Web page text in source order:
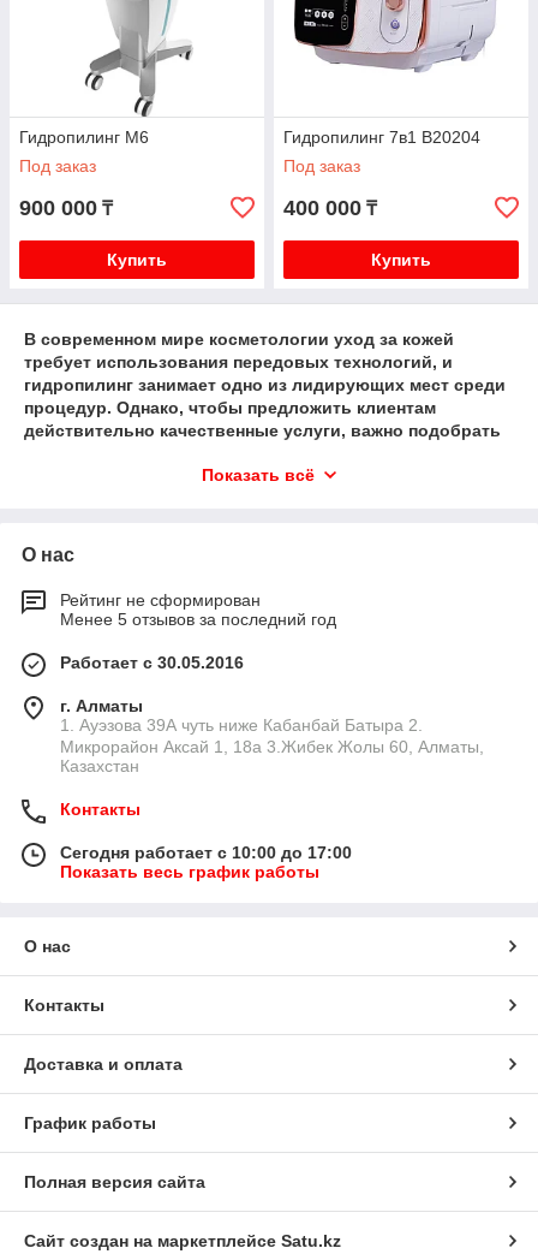
Гидропилинг M6
Под заказ
900 000 ₸
Купить
Гидропилинг 7в1 B20204
Под заказ
400 000 ₸
Купить
В современном мире косметологии уход за кожей
требует использования передовых технологий, и
гидропилинг занимает одно из лидирующих мест среди
процедур. Однако, чтобы предложить клиентам
действительно качественные услуги, важно подобрать
Преимущества использования
очищения кожи, которая сочетает в себе эксфолиацию,
Основной принцип работы заключается в
использовании воды и вакуума для деликатного
эту процесс безопасным и эффективным даже для
комплексный уход, подчеркивая свою безопасность и
эффективность. Регулярное проведение процедур с
использованием качественного оборудования поможет
Какие привилегии получает ваш салон
красоты?
Аппарат для аквачистки лица обеспечивает
текстуры. Сразу же после первого сеанса видны
результаты.
Современный косметологический комбайн
гидропилинг позволяет мастерам легко и быстро
клиента и затраченное время. Это особенно важно
в условиях высокой загруженности салона.
Интенсивность воздействия адаптируется в
зависимости от чувствительности клиента, тем
самым обеспечивая индивидуальный подход и
Прежде чем купить аппарат для гидропилинга обратите
Показать всё
О нас
Рейтинг не сформирован
Менее 5 отзывов за последний год
Работает с 30.05.2016
г. Алматы
1. Ауэзова 39А чуть ниже Кабанбай Батыра ㅤㅤㅤㅤㅤㅤㅤㅤㅤㅤㅤㅤㅤㅤ2. ​
Микрорайон Аксай 1, 18а 3.Жибек Жолы 60, Алматы,
Казахстан
Контакты
Сегодня работает с 10:00 до 17:00
Показать весь график работы
О нас
Контакты
Доставка и оплата
График работы
Полная версия сайта
Сайт создан на маркетплейсе Satu.kz